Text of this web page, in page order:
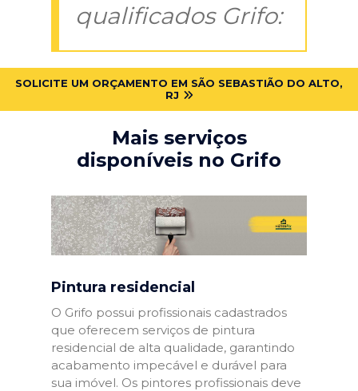
qualificados Grifo:
SOLICITE UM ORÇAMENTO EM SÃO SEBASTIÃO DO ALTO,
RJ
Mais serviços
disponíveis no Grifo
Pintura residencial
O Grifo possui profissionais cadastrados
que oferecem serviços de pintura
residencial de alta qualidade, garantindo
acabamento impecável e durável para
sua imóvel. Os pintores profissionais deve